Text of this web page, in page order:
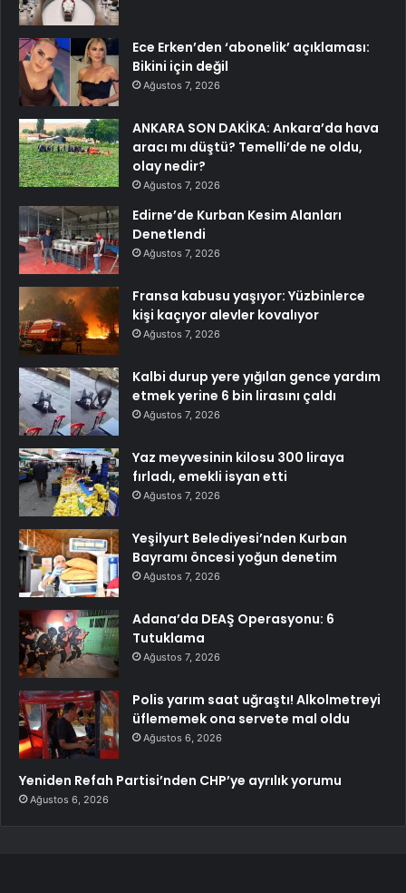
Ece Erken’den ‘abonelik’ açıklaması:
Bikini için değil
Ağustos 7, 2026
ANKARA SON DAKİKA: Ankara’da hava
aracı mı düştü? Temelli’de ne oldu,
olay nedir?
Ağustos 7, 2026
Edirne’de Kurban Kesim Alanları
Denetlendi
Ağustos 7, 2026
Fransa kabusu yaşıyor: Yüzbinlerce
kişi kaçıyor alevler kovalıyor
Ağustos 7, 2026
Kalbi durup yere yığılan gence yardım
etmek yerine 6 bin lirasını çaldı
Ağustos 7, 2026
Yaz meyvesinin kilosu 300 liraya
fırladı, emekli isyan etti
Ağustos 7, 2026
Yeşilyurt Belediyesi’nden Kurban
Bayramı öncesi yoğun denetim
Ağustos 7, 2026
Adana’da DEAŞ Operasyonu: 6
Tutuklama
Ağustos 7, 2026
Polis yarım saat uğraştı! Alkolmetreyi
üflememek ona servete mal oldu
Ağustos 6, 2026
Yeniden Refah Partisi’nden CHP’ye ayrılık yorumu
Ağustos 6, 2026